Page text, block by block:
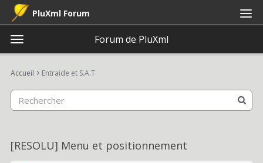
PluXml Forum
t
g
e
n
u
Forum de PluXml
Connexion
Catégories
Discussions
Connexion S'inscrire
Accueil › Entraide et S.A.T
[RESOLU] Menu et positionnement